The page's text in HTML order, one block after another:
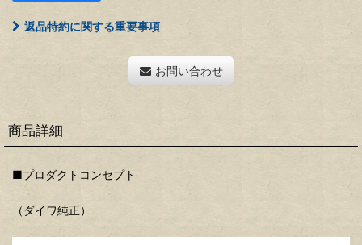
返品特約に関する重要事項
お問い合わせ
商品詳細
■プロダクトコンセプト
（ダイワ純正）